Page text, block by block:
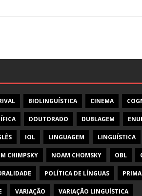
BIOLINGUÍSTICA CINEMA
DOUTORADO DUBLAGEM
IOL LINGUAGEM LINGUÍSTICA
CHIMPSKY NOAM CHOMSKY OBL
POLÍTICA DE LÍNGUAS
VARIAÇÃO VARIAÇÃO LINGUÍSTICA